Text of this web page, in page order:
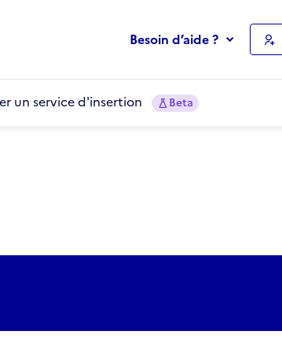
Besoin d’aide ?
un service d'insertion Beta